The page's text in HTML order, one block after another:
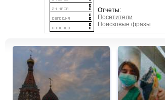
Отчеты:
Посетители
Поисковые фразы